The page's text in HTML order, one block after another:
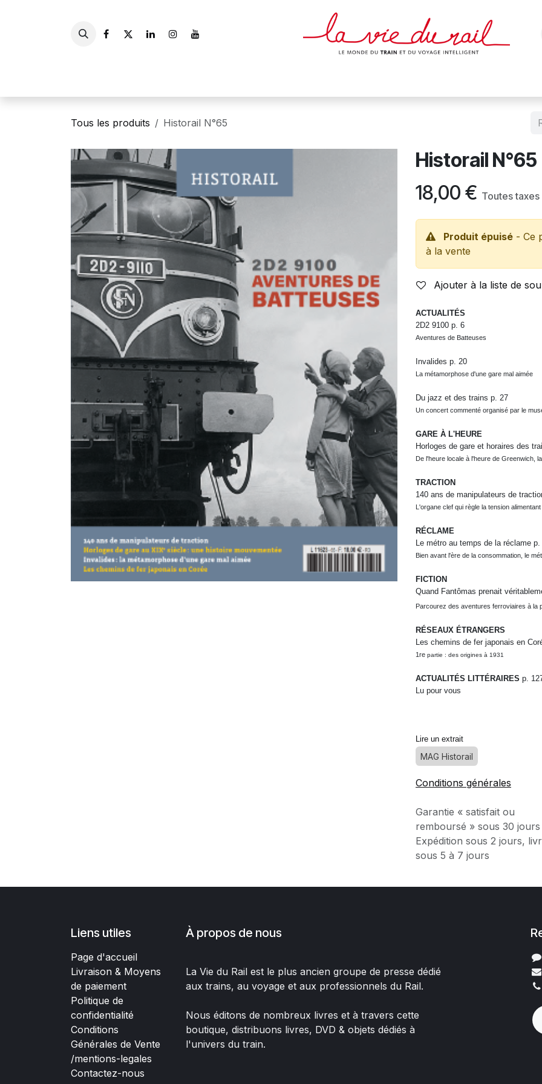
Tous les produits Historail N°65
Historail N°65
18,00 € Toutes
Produit épuisé - Ce
à la vente
Ajouter à la liste de
ACTUALITÉS
2D2 9100 p. 6
Aventures de Batteuses
Invalides p. 20
La métamorphose d'une gare mal aimée
Du jazz et des trains p. 27
Un concert commenté organisé par le
GARE À L'HEURE
Horloges de gare et horaires des
De l'heure locale à l'heure de Greenwich,
TRACTION
140 ans de manipulateurs de
L'organe clef qui règle la tension
RÉCLAME
Le métro au temps de la réclame p.
Bien avant l'ère de la consommation, le
FICTION
Quand Fantômas prenait
Parcourez des aventures ferroviaires à la
RÉSEAUX ÉTRANGERS
Les chemins de fer japonais en
1re partie : des origines à 1931
ACTUALITÉS LITTÉRAIRES p.
Lu pour vous
Lire un extrait
MAG Historail
Conditions générales
Garantie « satisfait ou
remboursé » sous 30 jours
Expédition sous 2 jours,
sous 5 à 7 jours
Liens utiles
Page d'accueil
Livraison & Moyens
de paiement
Politique de
confidentialité
Conditions
Générales de Vente
/mentions-legales
Contactez-nous
À propos de nous
La Vie du Rail est le plus ancien groupe de presse dédié
aux trains, au voyage et aux professionnels du Rail.
Nous éditons de nombreux livres et à travers cette
boutique, distribuons livres, DVD & objets dédiés à
l'univers du train.